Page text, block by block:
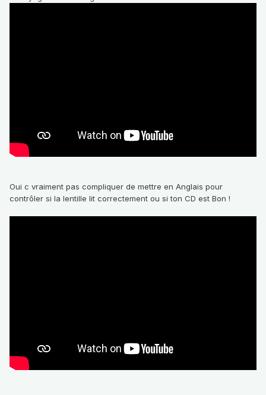
Oui c vraiment pas compliquer de mettre en Anglais pour
contrôler si la lentille lit correctement ou si ton CD est Bon !